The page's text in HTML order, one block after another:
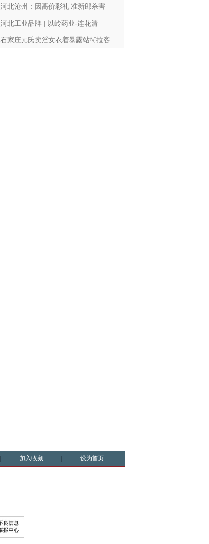
河北沧州：因高价彩礼 准新郎杀害
河北工业品牌 | 以岭药业-连花清
石家庄元氏卖淫女衣着暴露站街拉客
加入收藏 设为首页